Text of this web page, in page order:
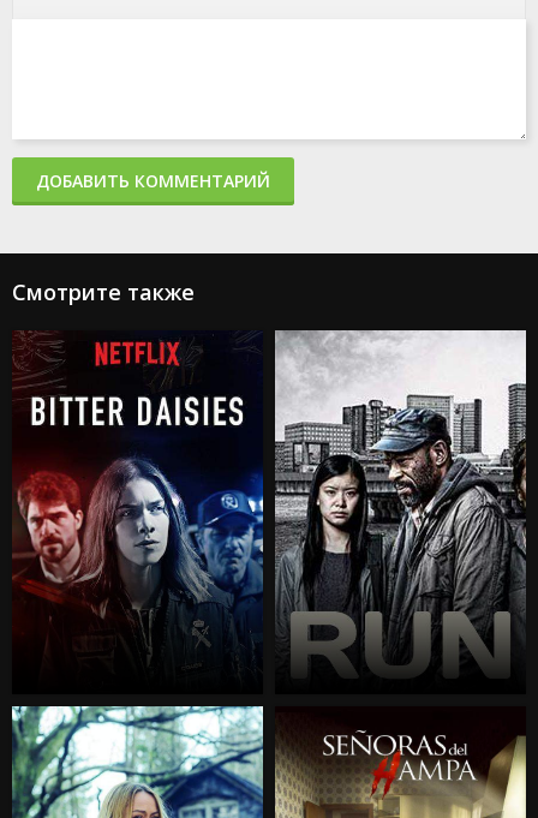
ДОБАВИТЬ КОММЕНТАРИЙ
Смотрите также